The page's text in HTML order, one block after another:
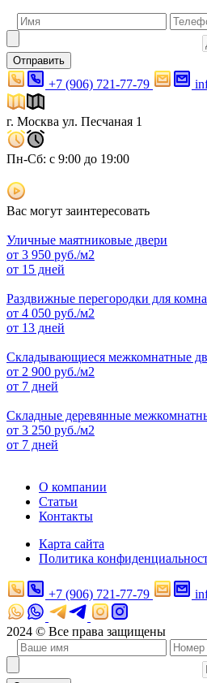
Отправить
+7 (906) 721-77-79
г. Москва ул. Песчаная 1
Пн-Сб: с 9:00 до 19:00
Вас могут заинтересовать
Уличные маятниковые двери
от 3 950 руб./м2
от 15 дней
Раздвижные перегородки для
от 4 050 руб./м2
от 13 дней
Складывающиеся межкомнатные
от 2 900 руб./м2
от 7 дней
Складные деревянные
от 3 250 руб./м2
от 7 дней
О компании
Статьи
Контакты
Карта сайта
Политика
+7 (906) 721-77-79
2024 © Все права защищены